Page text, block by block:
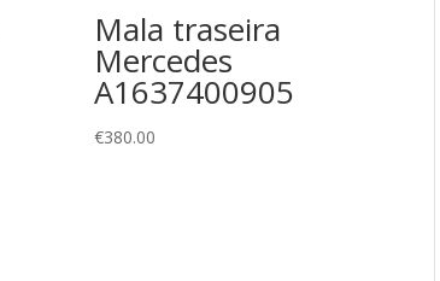
Mala traseira
Mercedes
A1637400905
€380.00